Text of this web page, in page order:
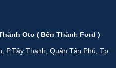
Oto ( Bến Thành Ford )
P.Tây Thạnh, Quận Tân Phú, Tp